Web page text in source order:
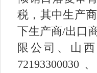
税，其中生产
下生产商/出口
限公司、山
72193300030